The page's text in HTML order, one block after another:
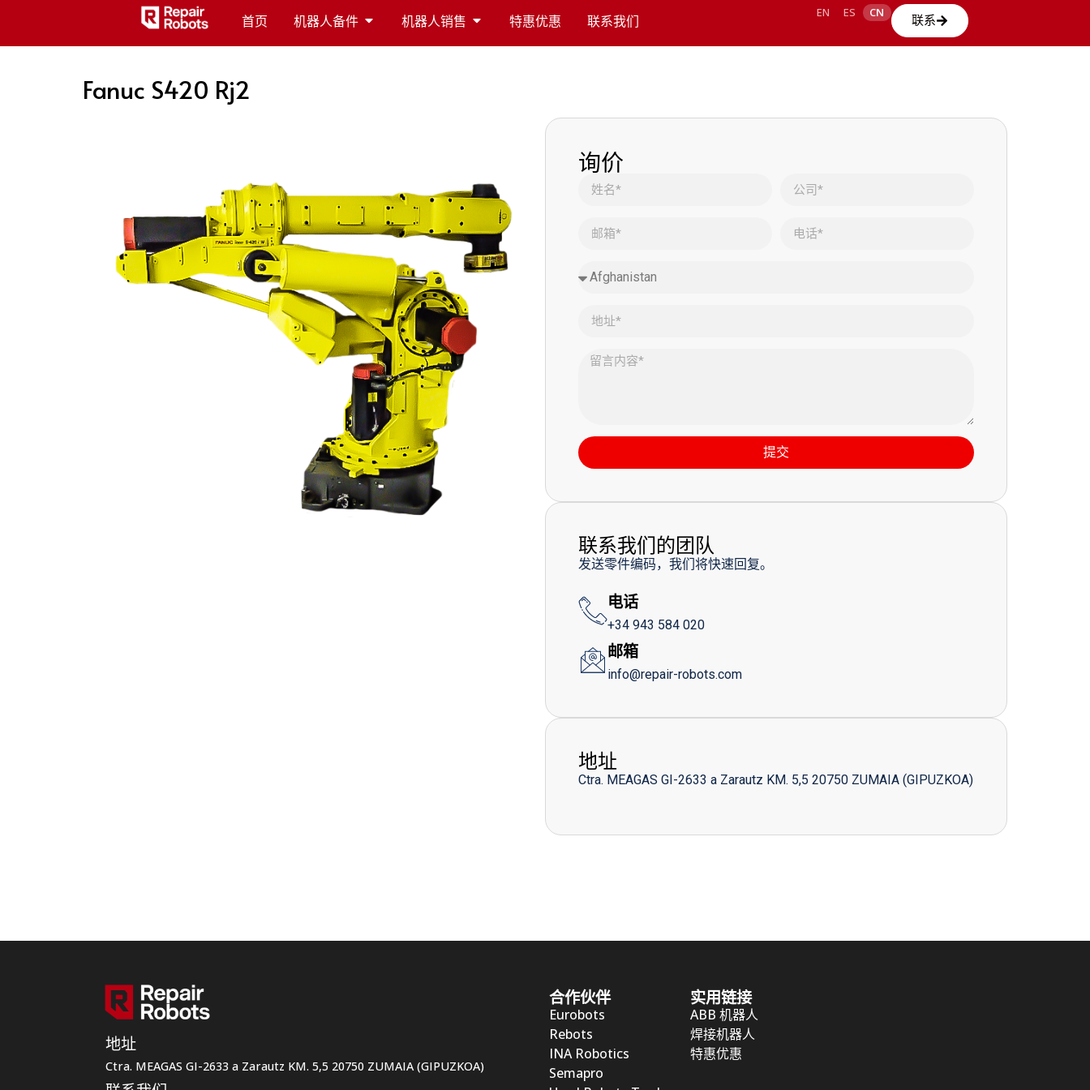
首页 机器人备件 机器人销售 特惠优惠 联系我们 EN ES CN
联系
Fanuc S420 Rj2
询价
提交
联系我们的团队
发送零件编码，我们将快速回复。
电话
+34 943 584 020
邮箱
info@repair-robots.com
地址
Ctra. MEAGAS GI-2633 a Zarautz KM. 5,5 20750 ZUMAIA (GIPUZKOA)
地址
Ctra. MEAGAS GI-2633 a Zarautz KM. 5,5 20750 ZUMAIA (GIPUZKOA)
合作伙伴
Eurobots
Rebots
INA Robotics
Semapro
实用链接
ABB 机器人
焊接机器人
特惠优惠